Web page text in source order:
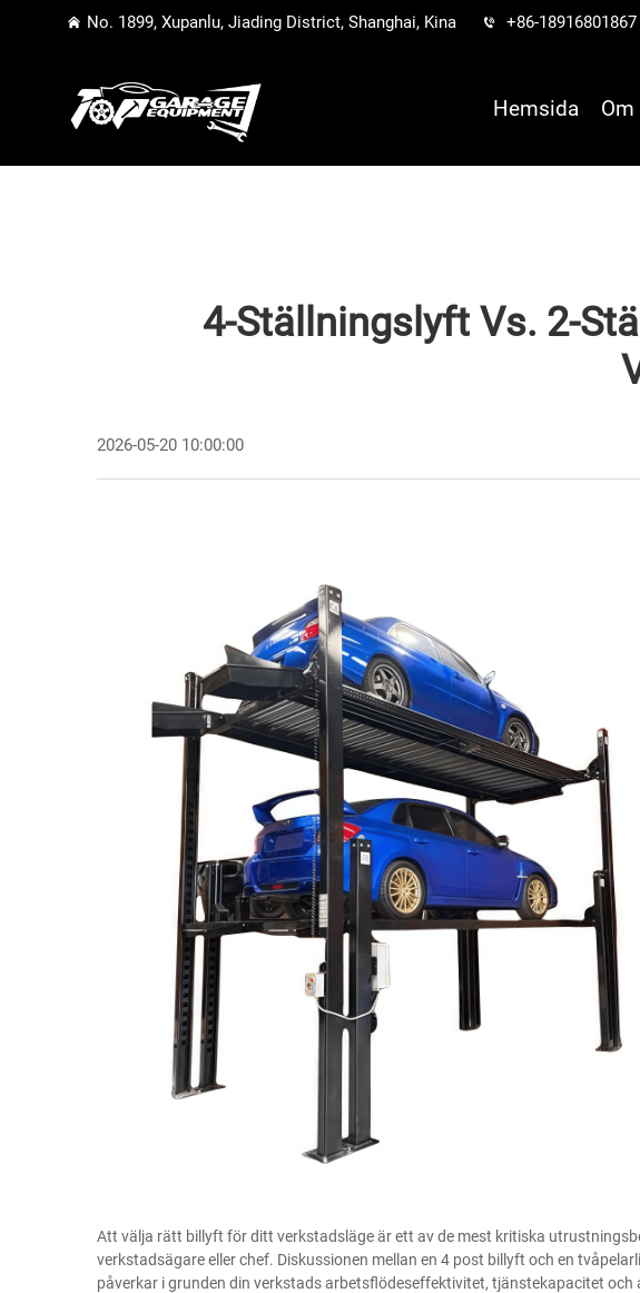
No. 1899, Xupanlu, Jiading District, Shanghai, Kina +86-18916801867
Hemsida
4-Ställningslyft Vs. 2-
2026-05-20 10:00:00
Att välja rätt billyft för ditt verkstadsläge är ett av de mest kritiska
verkstadsägare eller chef. Diskussionen mellan en 4 post billyft och en
påverkar i grunden din verkstads arbetsflödeseffektivitet, tjänstekapacitet och